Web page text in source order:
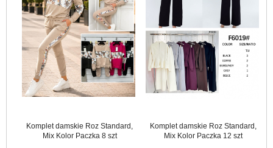
Komplet damskie Roz Standard,
Mix Kolor Paczka 8 szt
Komplet damskie Roz Standard,
Mix Kolor Paczka 12 szt